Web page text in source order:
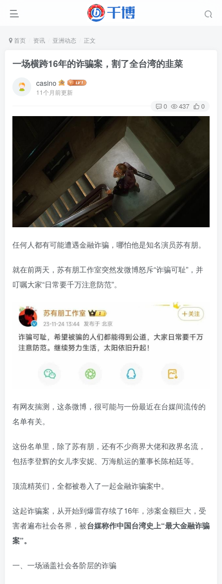
首页 资讯 亚洲动态 正文
一场横跨16年的诈骗案，割了全台湾的韭菜
casino
11个月前更新
0 437 0
任何人都有可能遭遇金融诈骗，哪怕他是知名演员苏有朋。
就在前两天，苏有朋工作室突然发微博怒斥“诈骗可耻”，并
叮嘱大家“日常要千万注意防范”。
有网友揣测，这条微博，很可能与一份最近在台媒间流传的
名单有关。
这份名单里，除了苏有朋，还有不少商界大佬和政界名流，
包括李登辉的女儿李安妮、万海航运的董事长陈柏廷等。
顶流精英们，全都被卷入了一起金融诈骗案中。
这起诈骗案，从开始到爆雷存续了16年，涉案金额巨大，受
害者遍布社会各界，被台媒称作中国台湾史上“最大金融诈骗
案”。
一、一场涵盖社会各阶层的诈骗